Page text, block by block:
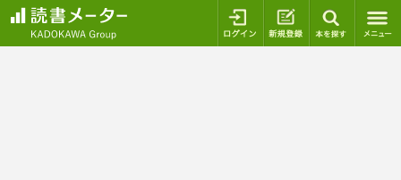
ログイン 新規登録